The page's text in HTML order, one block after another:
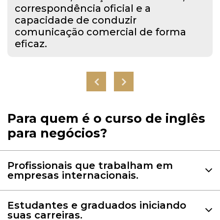
correspondência oficial e a
capacidade de conduzir
comunicação comercial de forma
eficaz.
Para quem é o curso de inglês
para negócios?
Profissionais que trabalham em
empresas internacionais.
Para aqueles que desejam melhorar
suas habilidades de comunicação em
um ambiente de negócios, aprenda a
conduzir negociações, escrever
correspondências e preparar relatórios
em inglês.
Estudantes e graduados iniciando
suas carreiras.
mundo profissional, dominar o inglês é